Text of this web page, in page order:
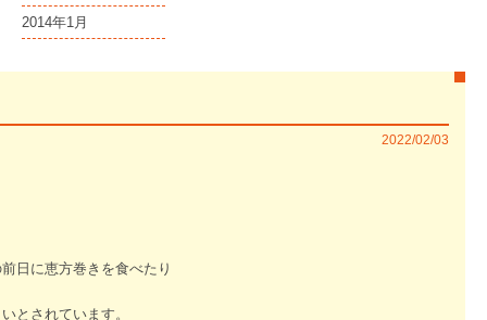
2014年1月
2022/02/03
日に恵方巻きを食べたり
とされています。